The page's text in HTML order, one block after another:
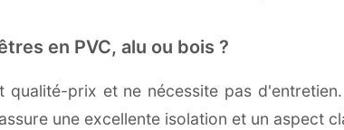
en PVC, alu ou bois ?
prix et ne nécessite pas
une excellente isolation et un aspect